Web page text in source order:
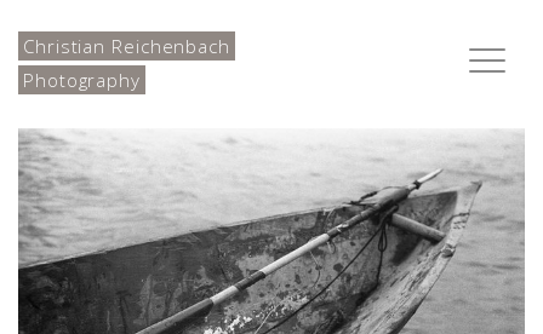
Christian Reichenbach
Photography
Toggle